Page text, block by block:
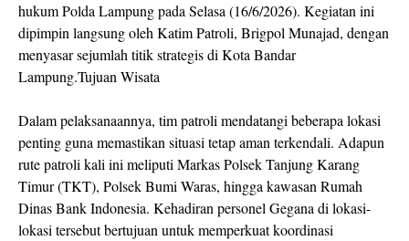
hukum Polda Lampung pada Selasa (16/6/2026). Kegiatan ini
dipimpin langsung oleh Katim Patroli, Brigpol Munajad, dengan
menyasar sejumlah titik strategis di Kota Bandar
Lampung.Tujuan Wisata
Dalam pelaksanaannya, tim patroli mendatangi beberapa lokasi
penting guna memastikan situasi tetap aman terkendali. Adapun
rute patroli kali ini meliputi Markas Polsek Tanjung Karang
Timur (TKT), Polsek Bumi Waras, hingga kawasan Rumah
Dinas Bank Indonesia. Kehadiran personel Gegana di lokasi-
lokasi tersebut bertujuan untuk memperkuat koordinasi